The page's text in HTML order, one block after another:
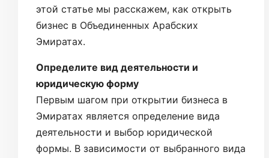
этой статье мы расскажем, как открыть
бизнес в Объединенных Арабских
Эмиратах.
Определите вид деятельности и
юридическую форму
Первым шагом при открытии бизнеса в
Эмиратах является определение вида
деятельности и выбор юридической
формы. В зависимости от выбранного вида